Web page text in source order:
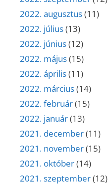
2022. augusztus(11)
2022. július(13)
2022. június(12)
2022. május(15)
2022. április(11)
2022. március(14)
2022. február(15)
2022. január(13)
2021. december(11)
2021. november(15)
2021. október(14)
2021. szeptember(12)